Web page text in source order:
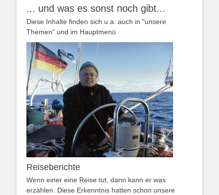
... und was es sonst noch gibt...
Diese Inhalte finden sich u.a. auch in "unsere
Themen" und im Hauptmenü
Reiseberichte
Wenn einer eine Reise tut, dann kann er was
erzählen. Diese Erkenntnis hatten schon unsere